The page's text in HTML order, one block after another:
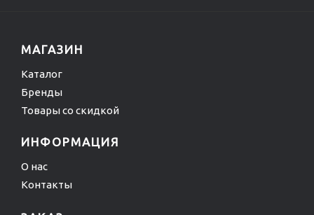
МАГАЗИН
Каталог
Бренды
Товары со скидкой
ИНФОРМАЦИЯ
О нас
Контакты